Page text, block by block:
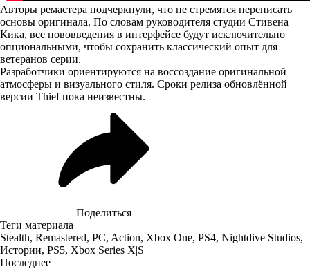
Авторы ремастера подчеркнули, что не стремятся переписать
основы оригинала. По словам руководителя студии Стивена
Кика, все нововведения в интерфейсе будут исключительно
опциональными, чтобы сохранить классический опыт для
ветеранов серии.
Разработчики ориентируются на воссоздание оригинальной
атмосферы и визуального стиля. Сроки релиза обновлённой
версии Thief пока неизвестны.
Поделиться
Теги материала
Stealth, Remastered, PC, Action, Xbox One, PS4, Nightdive Studios,
Истории, PS5, Xbox Series X|S
Последнее